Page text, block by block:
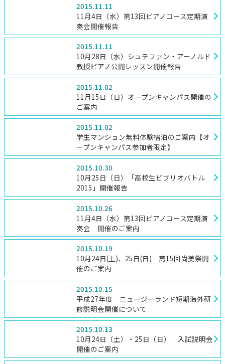
2015.11.11
11月4日（水）第13回ピアノコース定期演
奏会開催報告
2015.11.11
10月28日（水）シュテファン・アーノルド
教授ピアノ公開レッスン開催報告
2015.11.02
11月15日（日）オープンキャンパス開催の
ご案内
2015.11.02
学生マンション無料体験宿泊のご案内【オ
ープンキャンパス参加者限定】
2015.10.30
10月25日（日）「高校生ビブリオバトル
2015」開催報告
2015.10.26
11月4日（水）第13回ピアノコース定期演
奏会 開催のご案内
2015.10.19
10月24日(土)、25日(日) 第15回尚美祭開
催のご案内
2015.10.15
平成27年度 ニュージーランド短期海外研
修説明会開催について
2015.10.13
10月24日（土）・25日（日） 入試説明会
開催のご案内